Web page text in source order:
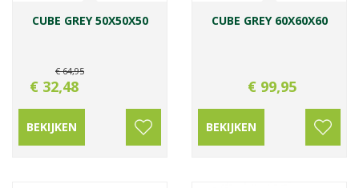
CUBE GREY 50X50X50
€ 64,95
€ 32,48
BEKIJKEN
CUBE GREY 60X60X60
€ 99,95
BEKIJKEN